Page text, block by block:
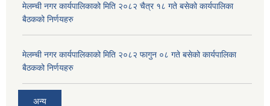
मेलम्ची नगर कार्यपालिकाको मिति २०८२ चैत्र १८ गते बसेको कार्यपालिका
बैठकको निर्णयहरु
मेलम्ची नगर कार्यपालिकाको मिति २०८२ फागुन ०८ गते बसेको कार्यपालिका
बैठकको निर्णयहरु
अन्य